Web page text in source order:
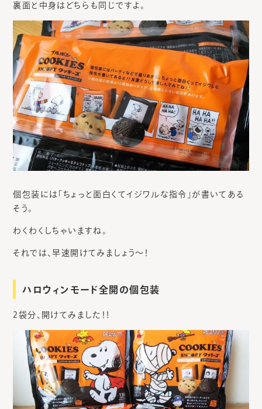
裏面と中身はどちらも同じですよ。
個包装には「ちょっと面白くてイジワルな指令」が書いてある
そう。
わくわくしちゃいますね。
それでは、早速開けてみましょう～！
ハロウィンモード全開の個包装
2袋分、開けてみました！！